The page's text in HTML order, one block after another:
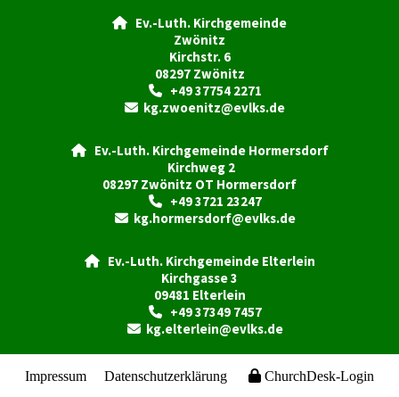

Ev.-Luth. Kirchgemeinde
Zwönitz
Kirchstr. 6
08297 Zwönitz
+49 37754 2271
 kg.zwoenitz@evlks.de
Ev.-Luth. Kirchgemeinde Hormersdorf
Kirchweg 2
08297 Zwönitz OT Hormersdorf
+49 3721 23247
 kg.hormersdorf@evlks.de
Ev.-Luth. Kirchgemeinde Elterlein
Kirchgasse 3
09481 Elterlein
+49 37349 7457
 kg.elterlein@evlks.de
Impressum Datenschutzerklärung ChurchDesk-Login